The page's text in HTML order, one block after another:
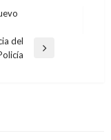
del